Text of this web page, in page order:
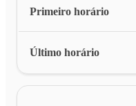
Primeiro horário
Último horário